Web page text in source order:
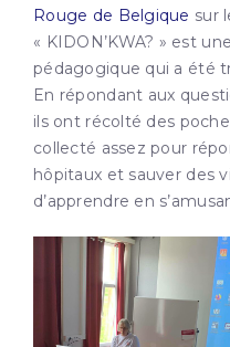
Rouge de Belgique sur
« KIDON’KWA? » est
pédagogique qui a été
En répondant aux
ils ont récolté des
collecté assez pour
hôpitaux et sauver des
d’apprendre en